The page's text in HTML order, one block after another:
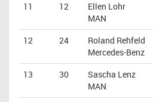
11 12
Ellen Lohr
MAN
12 24
Roland Rehfeld
Mercedes-Benz
13 30
Sascha Lenz
MAN